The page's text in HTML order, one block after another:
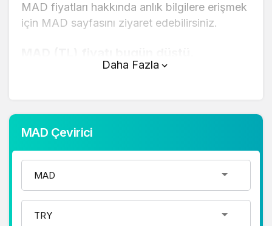
MAD fiyatları hakkında anlık bilgilere erişmek
için MAD sayfasını ziyaret edebilirsiniz.
değişim göstermiştir..
üstünde yer alan çevirici aracını kullanarak
mevcut fiyatlar üzerinden hızlı ve kolay bir
şekilde çevirme işlemlerinizi
gerçekleştirebilirsiniz. MAD fiyatları hakkında
Daha Fazla
MAD Çevirici